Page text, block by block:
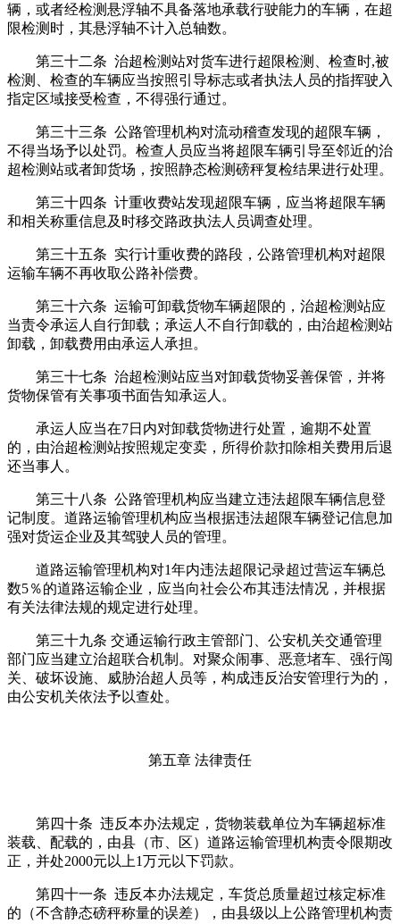
辆，或者经检测悬浮轴不具备落地承载行驶能力的车辆，在超
限检测时，其悬浮轴不计入总轴数。
第三十二条 治超检测站对货车进行超限检测、检查时,被
检测、检查的车辆应当按照引导标志或者执法人员的指挥驶入
指定区域接受检查，不得强行通过。
第三十三条 公路管理机构对流动稽查发现的超限车辆，
不得当场予以处罚。检查人员应当将超限车辆引导至邻近的治
超检测站或者卸货场，按照静态检测磅秤复检结果进行处理。
第三十四条 计重收费站发现超限车辆，应当将超限车辆
和相关称重信息及时移交路政执法人员调查处理。
第三十五条 实行计重收费的路段，公路管理机构对超限
运输车辆不再收取公路补偿费。
第三十六条 运输可卸载货物车辆超限的，治超检测站应
当责令承运人自行卸载；承运人不自行卸载的，由治超检测站
卸载，卸载费用由承运人承担。
第三十七条 治超检测站应当对卸载货物妥善保管，并将
货物保管有关事项书面告知承运人。
承运人应当在7日内对卸载货物进行处置，逾期不处置
的，由治超检测站按照规定变卖，所得价款扣除相关费用后退
还当事人。
第三十八条 公路管理机构应当建立违法超限车辆信息登
记制度。道路运输管理机构应当根据违法超限车辆登记信息加
强对货运企业及其驾驶人员的管理。
道路运输管理机构对1年内违法超限记录超过营运车辆总
数5％的道路运输企业，应当向社会公布其违法情况，并根据
有关法律法规的规定进行处理。
第三十九条 交通运输行政主管部门、公安机关交通管理
部门应当建立治超联合机制。对聚众闹事、恶意堵车、强行闯
关、破坏设施、威胁治超人员等，构成违反治安管理行为的，
由公安机关依法予以查处。
第五章 法律责任
第四十条 违反本办法规定，货物装载单位为车辆超标准
装载、配载的，由县（市、区）道路运输管理机构责令限期改
正，并处2000元以上1万元以下罚款。
第四十一条 违反本办法规定，车货总质量超过核定标准
的（不含静态磅秤称量的误差），由县级以上公路管理机构责